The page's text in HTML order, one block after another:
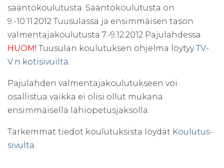
sääntökoulutusta. Sääntökoulutusta on
9.-10.11.2012 Tuusulassa ja ensimmäisen tason
valmentajakoulutusta 7.-9.12.2012 Pajulahdessa.
HUOM! Tuusulan koulutuksen ohjelma löytyyTV-
V:n kotisivuilta
Pajulahden valmentajakoulutukseen voi
osallistua vaikka ei olisi ollut mukana
ensimmäisellä lähiopetusjaksolla.
Tarkemmat tiedot koulutuksista löydät Koulutus-
sivulta